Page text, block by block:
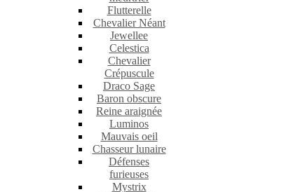
Flutterelle
Chevalier Néant
Jewellee
Celestica
Chevalier
Crépuscule
Draco Sage
Baron obscure
Reine araignée
Luminos
Mauvais oeil
Chasseur lunaire
Défenses
furieuses
Mystrix